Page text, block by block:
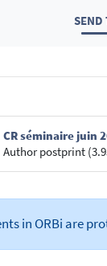
SEND
CR séminaire juin
Author postprint
in ORBi are